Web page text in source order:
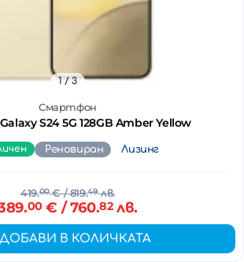
Смартфон
S24 5G 128GB Amber Yellow
1/ 3
Реновиран Лизинг
419.00€/ 819.49лв.
00€ / 760.82лв.
ДОБАВИ В КОЛИЧКАТА